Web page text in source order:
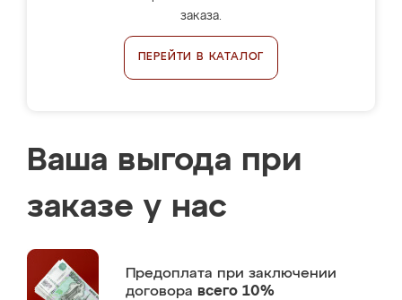
заказа.
ПЕРЕЙТИ В КАТАЛОГ
Ваша выгода при
заказе у нас
Предоплата при заключении
договора всего 10%